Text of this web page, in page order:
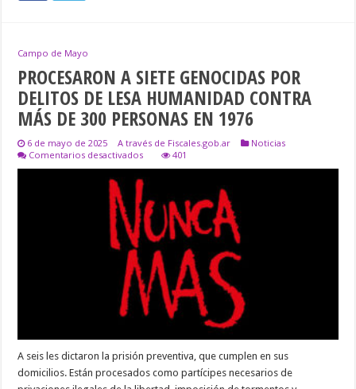
Campo de Mayo
PROCESARON A SIETE GENOCIDAS POR
DELITOS DE LESA HUMANIDAD CONTRA
MÁS DE 300 PERSONAS EN 1976
6 de mayo de 2025 A través de Fiscales.gob.ar
Noticias
Comentarios desactivadosen
PROCESARON
A
SIETE
GENOCIDAS
POR
DELITOS
DE
LESA
HUMANIDAD
CONTRA
MÁS
DE
300
PERSONAS
401
A seis les dictaron la prisión preventiva, que cumplen en sus
domicilios. Están procesados como partícipes necesarios de